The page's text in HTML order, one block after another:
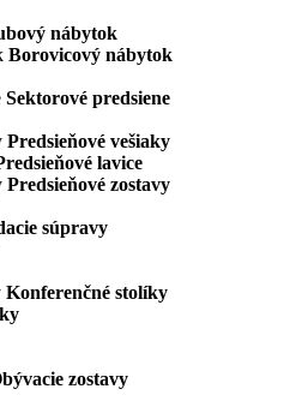
nábytok
Borovicový nábytok
Sektorové predsiene
Predsieňové vešiaky
lavice
Predsieňové zostavy
súpravy
Konferenčné stolíky
zostavy